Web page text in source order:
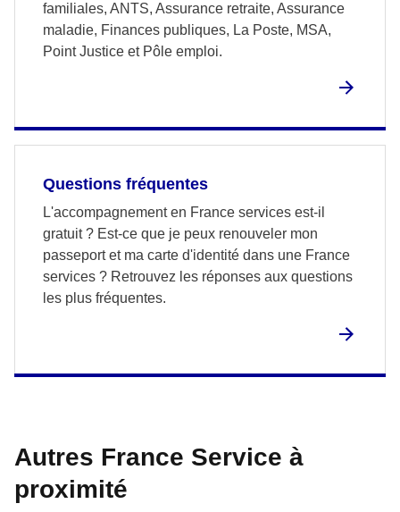
familiales, ANTS, Assurance retraite, Assurance
maladie, Finances publiques, La Poste, MSA,
Point Justice et Pôle emploi.
Questions fréquentes
L'accompagnement en France services est-il
gratuit ? Est-ce que je peux renouveler mon
passeport et ma carte d'identité dans une France
services ? Retrouvez les réponses aux questions
les plus fréquentes.
Autres France Service à
proximité